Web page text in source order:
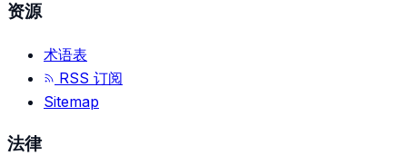
资源
术语表
RSS 订阅
Sitemap
法律